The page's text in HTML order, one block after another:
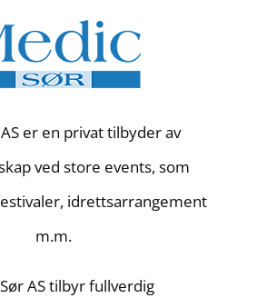
er en privat tilbyder av
ved store events, som
idrettsarrangement
m.m.
AS tilbyr fullverdig